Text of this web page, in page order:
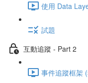
使用 Data
試題
互動追蹤 - Part 2
事件追蹤框架